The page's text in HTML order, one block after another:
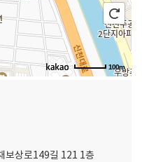
100m
보상로149길 121 1층